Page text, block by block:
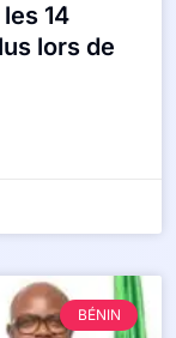
14
lors de
BÉNIN